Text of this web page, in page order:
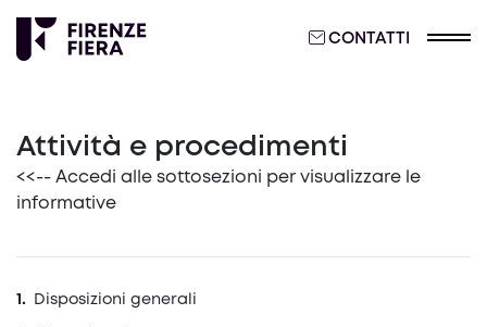
CONTATTI
Disposizioni generali
Attività e procedimenti
<<-- Accedi alle sottosezioni per visualizzare le
informative